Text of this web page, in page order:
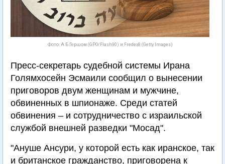
Фото: А.Б.Гершом (GPO/Flash90) и Fredex8 (Getty Images)
Пресс-секретарь судебной системы Ирана
Голямхосейн Эсмаили сообщил о вынесении
приговоров двум женщинам и мужчине,
обвиненных в шпионаже. Среди статей
обвинения – и сотрудничество с израильской
службой внешней разведки "Мосад".
"Ануше Ансури, у которой есть как иранское, так
и британское гражданство, приговорена к